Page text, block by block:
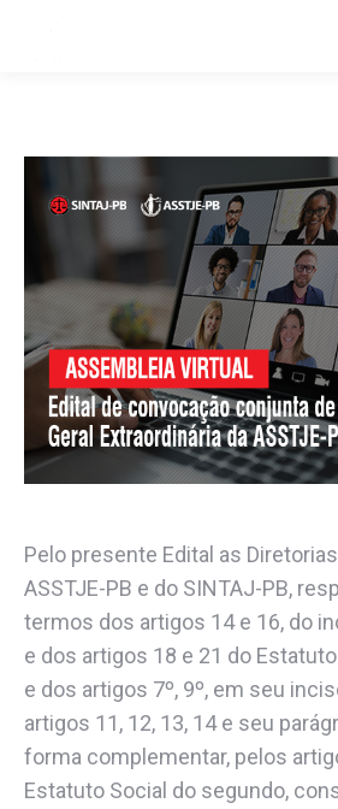
Pelo presente Edital as
ASSTJE-PB e do SINTAJ-PB,
termos dos artigos 14 e 16, do
e dos artigos 18 e 21 do
e dos artigos 7º, 9º, em seu
artigos 11, 12, 13, 14 e seu
forma complementar, pelos
Estatuto Social do segundo,